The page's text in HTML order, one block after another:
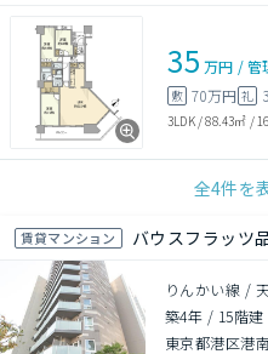
35 万円 /管
敷 70万円 礼
3LDK/88.43㎡ /
全4件を
賃貸マンション バウスフラッツ
りんかい線 /
築4年 / 15階建
東京都港区港